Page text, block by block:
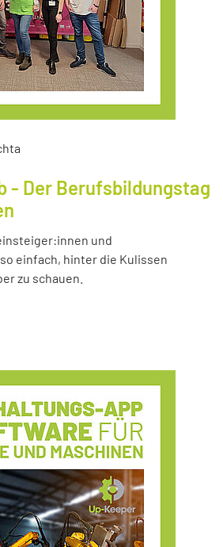
- Der Berufsbildungstag
und
einfach, hinter die Kulissen
zu schauen.